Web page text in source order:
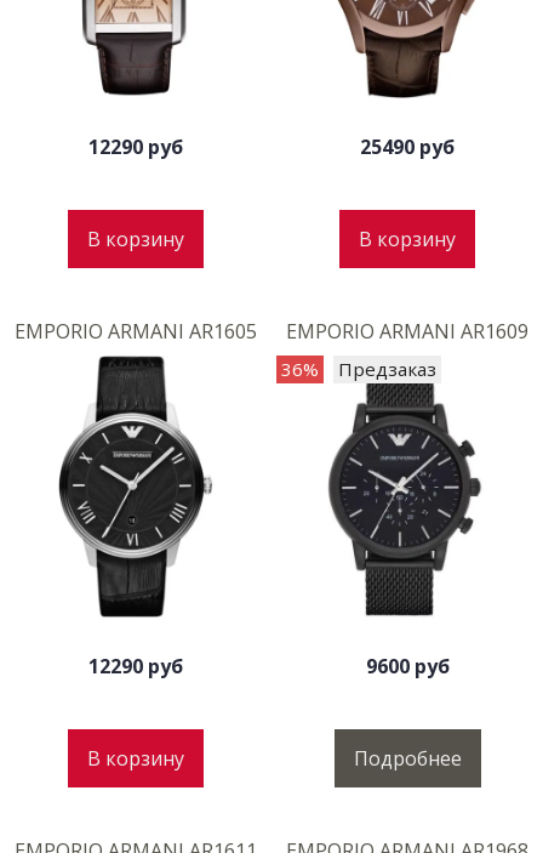
12290 руб
В корзину
EMPORIO ARMANI AR1605
25490 руб
В корзину
EMPORIO ARMANI AR1609
12290 руб
В корзину
36% Предзаказ
9600 руб
Подробнее